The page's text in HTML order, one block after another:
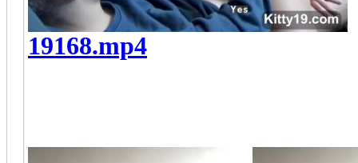
19168.mp4